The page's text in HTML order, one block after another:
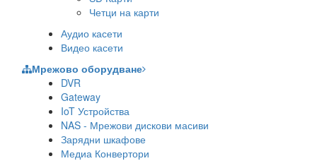
Четци на карти
Аудио касети
Видео касети
Мрежово оборудване
DVR
Gateway
IoT Устройства
NAS - Мрежови дискови масиви
Зарядни шкафове
Медиа Конвертори